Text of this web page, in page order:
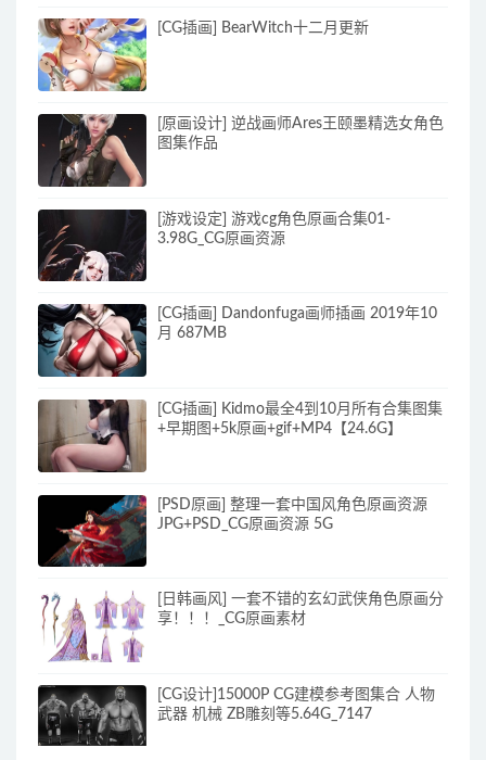
[CG插画] BearWitch十二月更新
[原画设计] 逆战画师Ares王颐墨精选女角色
图集作品
[游戏设定] 游戏cg角色原画合集01-
3.98G_CG原画资源
[CG插画] Dandonfuga画师插画 2019年10
月 687MB
[CG插画] Kidmo最全4到10月所有合集图集
+早期图+5k原画+gif+MP4【24.6G】
[PSD原画] 整理一套中国风角色原画资源
JPG+PSD_CG原画资源 5G
[日韩画风] 一套不错的玄幻武侠角色原画分
享！！！_CG原画素材
[CG设计]15000P CG建模参考图集合 人物
武器 机械 ZB雕刻等5.64G_7147